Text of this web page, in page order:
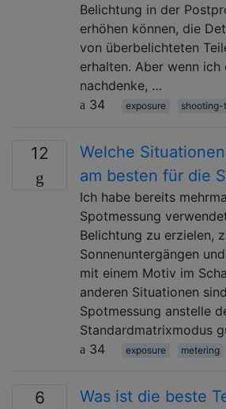
Belichtung in der
erhöhen können, die
von überbelichteten
erhalten. Aber wenn ich
nachdenke, …
34
exposure
12
Welche
am besten für die
Ich habe bereits
Spotmessung
Belichtung zu erzielen,
Sonnenuntergängen
mit einem Motiv im
anderen Situationen
Spotmessung anstelle
Standardmatrixmodus
34
exposure metering
6
Was ist die beste